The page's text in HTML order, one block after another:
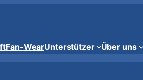
Fan-WearUnterstützer Über uns